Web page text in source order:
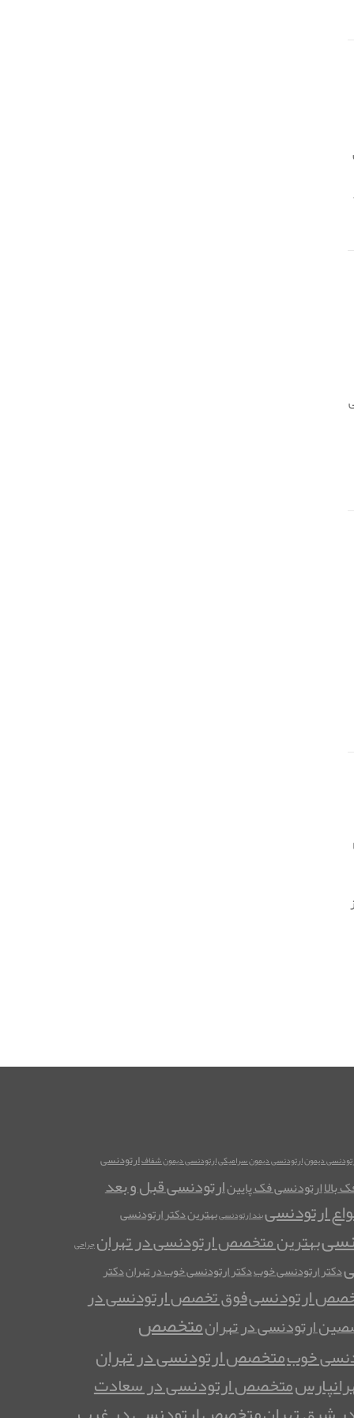
دیمونارتودنسی دیمون سرامیکیارتودنسی دیمون شفافارتودنسی
بالاارتودنسی فک پایینارتودنسی قبل و بعد
ارتودنسیبند ارتودنسیبهترین دکتر ارتودنسی
بهترین متخصص ارتودنسی در تهرانجراحی
دکتر ارتودنسی خوبدکتر ارتودنسی خوب در تهراندکتر
ارتودنسیفوق تخصص ارتودنسی در
ارتودنسی در تهرانمتخصص
خوبمتخصص ارتودنسی در تهران
متخصص ارتودنسی در سعادت